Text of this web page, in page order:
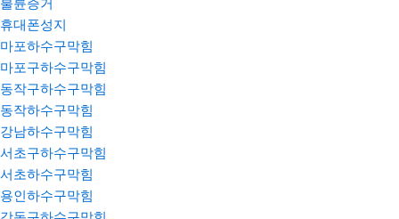
불륜증거
휴대폰성지
마포하수구막힘
마포구하수구막힘
동작구하수구막힘
동작하수구막힘
강남하수구막힘
서초구하수구막힘
서초하수구막힘
용인하수구막힘